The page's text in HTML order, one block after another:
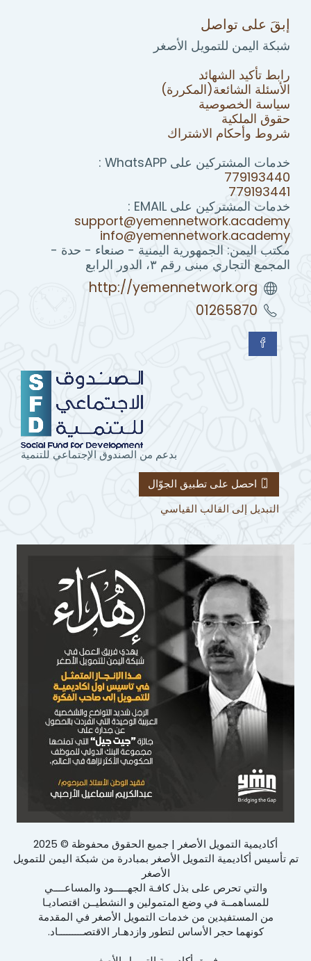
إبقَ على تواصل
شبكة اليمن للتمويل الأصغر
رابط تأكيد الشهائد
الأسئلة الشائعة(المكررة)
سياسة الخصوصية
حقوق الملكية
شروط وأحكام الاشتراك
خدمات المشتركين على WhatsAPP :
779193440
779193441
خدمات المشتركين على EMAIL :
support@yemennetwork.academy
info@yemennetwork.academy
مكتب اليمن: الجمهورية اليمنية - صنعاء - حدة -
المجمع التجاري مبنى رقم ٣، الدور الرابع
http://yemennetwork.org
01265870
بدعم من الصندوق الإجتماعي للتنمية
احصل على تطبيق الجوّال
التبديل إلى القالب القياسي
أكاديمية التمويل الأصغر | جميع الحقوق محفوظة © 2025
تم تأسيس أكاديمية التمويل الأصغر بمبادرة من شبكة اليمن للتمويل
الأصغر
والتي تحرص على بذل كافـة الجهـــــود والمساعــــي
للمساهمــة في وضع المتمولين و النشطيــن اقتصاديـا
من المستفيدين من خدمات التمويل الأصغر في المقدمة
كونهما حجر الأساس لتطور وازدهـار الاقتصـــــــــاد.